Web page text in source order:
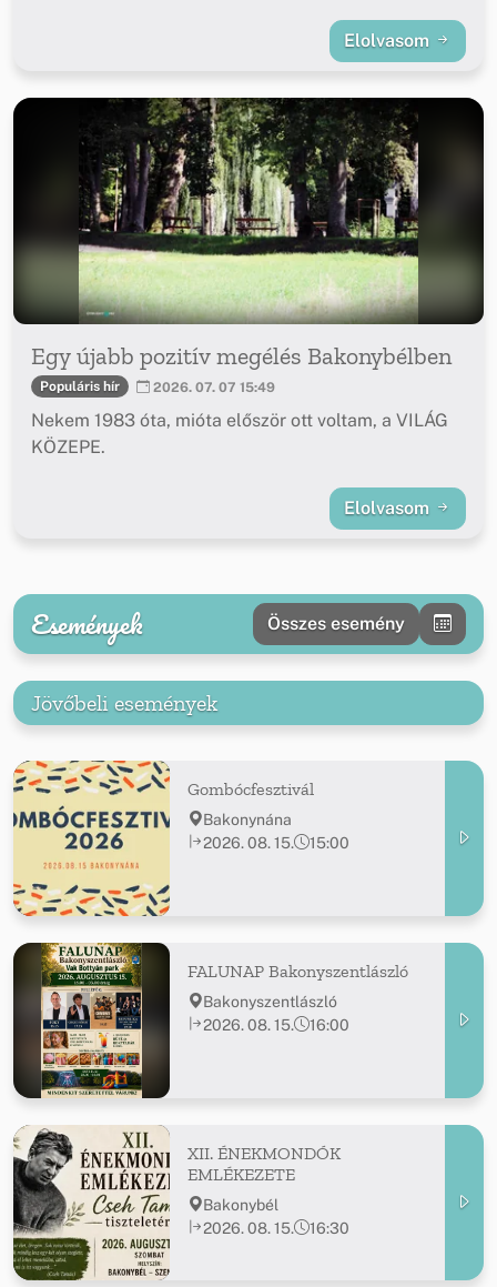
Elolvasom
Egy újabb pozitív megélés Bakonybélben
Populáris hír 2026. 07. 07 15:49
Nekem 1983 óta, mióta először ott voltam, a VILÁG
KÖZEPE.
Elolvasom
Események Összes esemény
Jövőbeli események
Gombócfesztivál
Bakonynána
2026. 08. 15.
15:00
FALUNAP Bakonyszentlászló
Bakonyszentlászló
2026. 08. 15.
16:00
XII. ÉNEKMONDÓK
EMLÉKEZETE
Bakonybél
2026. 08. 15.
16:30